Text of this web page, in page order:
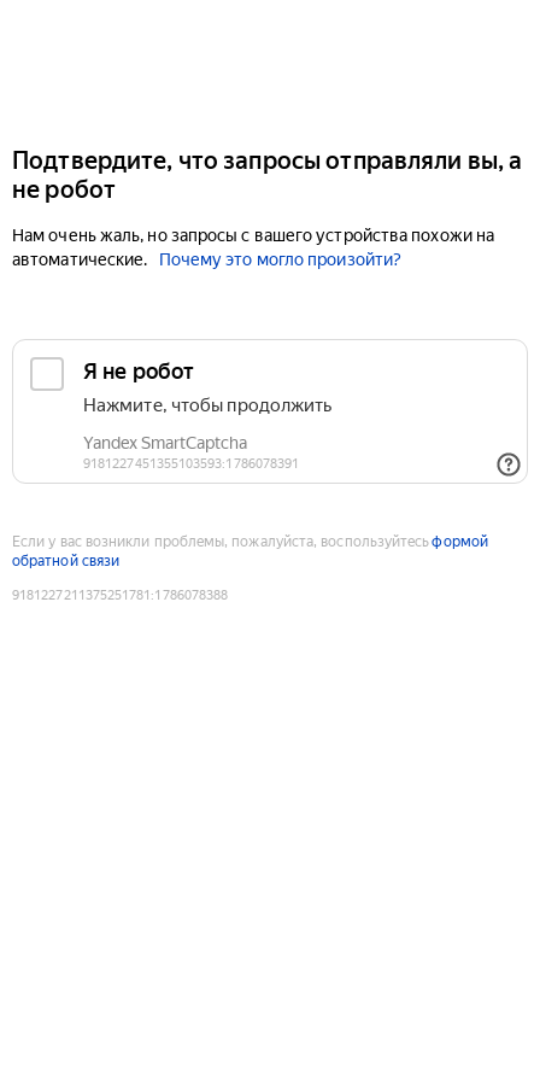
Подтвердите, что запросы отправляли вы, а
не робот
Нам очень жаль, но запросы с вашего устройства похожи на
автоматические.
Почему это могло произойти?
Если у вас возникли проблемы, пожалуйста, воспользуйтесьформой
обратной связи
9181227211375251781 :1786078388